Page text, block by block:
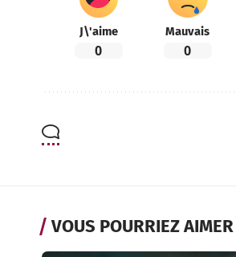
J\'aime
0
Mauvais
0
VOUS POURRIEZ AIMER